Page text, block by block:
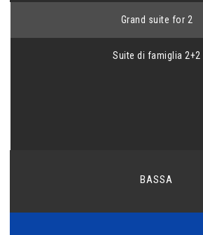
Grand suite for 2
Suite di famiglia 2+2
BASSA